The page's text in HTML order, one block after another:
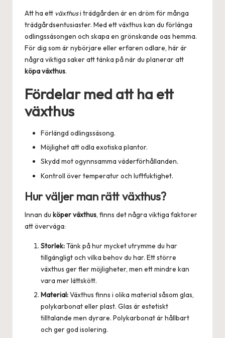
Att ha ett växthusi trädgården är en dröm för många
trädgårdsentusiaster. Med ett växthus kan du förlänga
odlingssäsongen och skapa en grönskande oas hemma.
För dig som är nybörjare eller erfaren odlare, här är
några viktiga saker att tänka på när du planerar att
köpa växthus.
Fördelar med att ha ett
växthus
Förlängd odlingssäsong.
Möjlighet att odla exotiska plantor.
Skydd mot ogynnsamma väderförhållanden.
Kontroll över temperatur och luftfuktighet.
Hur väljer man rätt växthus?
Innan du köper växthus, finns det några viktiga faktorer
att överväga:
Storlek:Tänk på hur mycket utrymme du har
tillgängligt och vilka behov du har. Ett större
växthus ger fler möjligheter, men ett mindre kan
vara mer lättskött.
Material:Växthus finns i olika material såsom glas,
polykarbonat eller plast. Glas är estetiskt
tilltalande men dyrare. Polykarbonat är hållbart
och ger god isolering.